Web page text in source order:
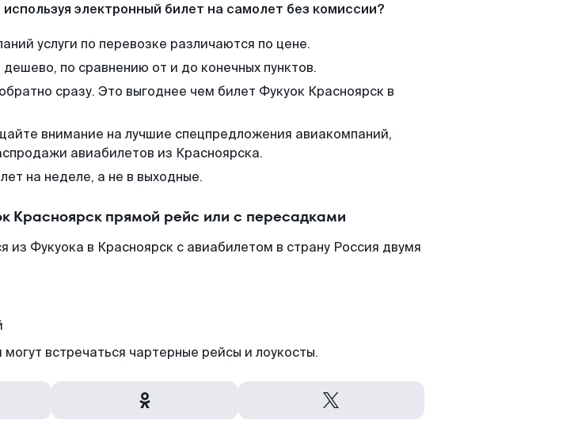
электронный билет на самолет без комиссии?
услуги по перевозке различаются по цене.
по сравнению от и до конечных пунктов.
сразу. Это выгоднее чем билет Фукуок Красноярск в
внимание на лучшие спецпредложения авиакомпаний,
авиабилетов из Красноярска.
на неделе, а не в выходные.
Красноярск прямой рейс или с пересадками
из Фукуока в Красноярск с авиабилетом в страну Россия двумя
встречаться чартерные рейсы и лоукосты.